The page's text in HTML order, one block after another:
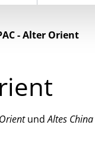
- Alter Orient
undAltes China